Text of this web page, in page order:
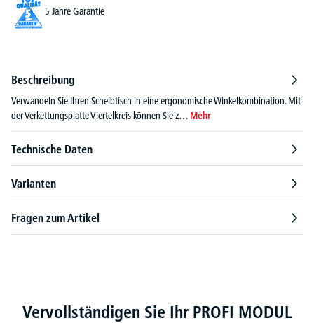
5 Jahre Garantie
Beschreibung
Verwandeln Sie Ihren Scheibtisch in eine ergonomische Winkelkombination. Mit
der Verkettungsplatte Viertelkreis können Sie z… Mehr
Technische Daten
Varianten
Fragen zum Artikel
Produktgalerie überspringen
Vervollständigen Sie Ihr PROFI MODUL